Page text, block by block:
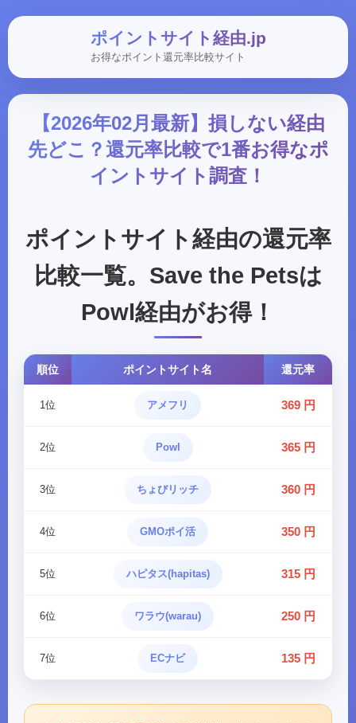
ポイントサイト経由.jp
お得なポイント還元率比較サイト
【2026年02月最新】損しない経由
先どこ？還元率比較で1番お得なポ
イントサイト調査！
ポイントサイト経由の還元率
比較一覧。Save the Petsは
Powl経由がお得！
順位 ポイントサイト名 還元率
1位 アメフリ 369 円
2位 Powl 365 円
3位 ちょびリッチ 360 円
4位 GMOポイ活 350 円
5位 ハピタス(hapitas) 315 円
6位 ワラウ(warau) 250 円
7位 ECナビ 135 円